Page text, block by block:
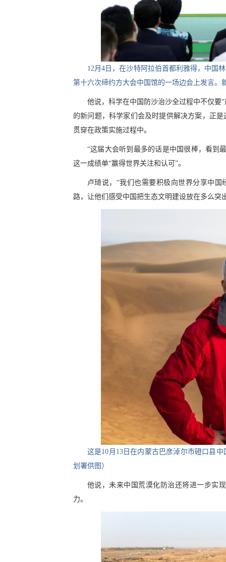
12月4日，在沙特阿拉伯首都利雅得，中国
第十六次缔约方大会中国馆的一场边会上发言。
他说，科学在中国防沙治沙全过程中不仅要
的新问题，科学家们会及时提供解决方案，正
贯穿在政策实施过程中。
“这届大会听到最多的话是中国很棒，看到
这一成绩单“赢得世界关注和认可”。
卢琦说，“我们也需要积极向世界分享中
路，让他们感受中国把生态文明建设放在多么突
这是10月13日在内蒙古巴彦淖尔市磴口县
划署供图）
他说，未来中国荒漠化防治还将进一步实
力。